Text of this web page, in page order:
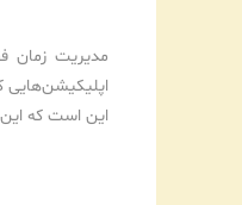
مدیریت زمان
اپلیکیشن‌هایی
این است که این